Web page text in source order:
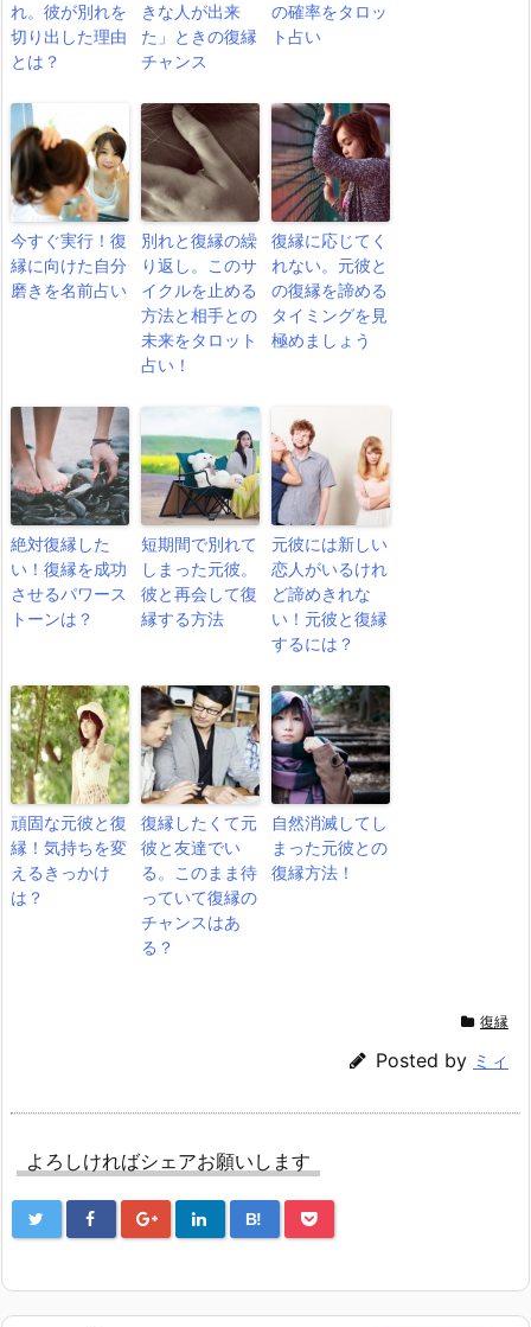
れ。彼が別れを
切り出した理由
とは？
きな人が出来
た」ときの復縁
チャンス
の確率をタロッ
ト占い
今すぐ実行！復
縁に向けた自分
磨きを名前占い
別れと復縁の繰
り返し。このサ
イクルを止める
方法と相手との
未来をタロット
占い！
復縁に応じてく
れない。元彼と
の復縁を諦める
タイミングを見
極めましょう
絶対復縁した
い！復縁を成功
させるパワース
トーンは？
短期間で別れて
しまった元彼。
彼と再会して復
縁する方法
元彼には新しい
恋人がいるけれ
ど諦めきれな
い！元彼と復縁
するには？
頑固な元彼と復
縁！気持ちを変
えるきっかけ
は？
復縁したくて元
彼と友達でい
る。このまま待
っていて復縁の
チャンスはあ
る？
自然消滅してし
まった元彼との
復縁方法！
復縁
Posted by ミィ
よろしければシェアお願いします
B!